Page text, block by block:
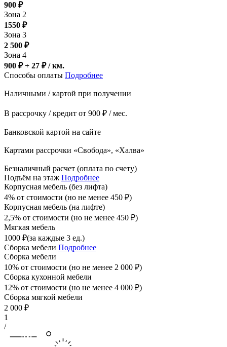
900 ₽
Зона 2
1550 ₽
Зона 3
2 500 ₽
Зона 4
900 ₽ + 27 ₽/ км.
Способы оплаты Подробнее
Наличными / картой при получении
В рассрочку / кредит от 900 ₽ / мес.
Банковской картой на сайте
Картами рассрочки «Свобода», «Халва»
Безналичный расчет (оплата по счету)
Подъём на этаж Подробнее
Корпусная мебель (без лифта)
4% от стоимости (но не менее 450 ₽)
Корпусная мебель (на лифте)
2,5% от стоимости (но не менее 450 ₽)
Мягкая мебель
1000 ₽(за каждые 3 ед.)
Сборка мебели Подробнее
Сборка мебели
10% от стоимости (но не менее 2 000 ₽)
Сборка кухонной мебели
12% от стоимости (но не менее 4 000 ₽)
Сборка мягкой мебели
2 000 ₽
1
/